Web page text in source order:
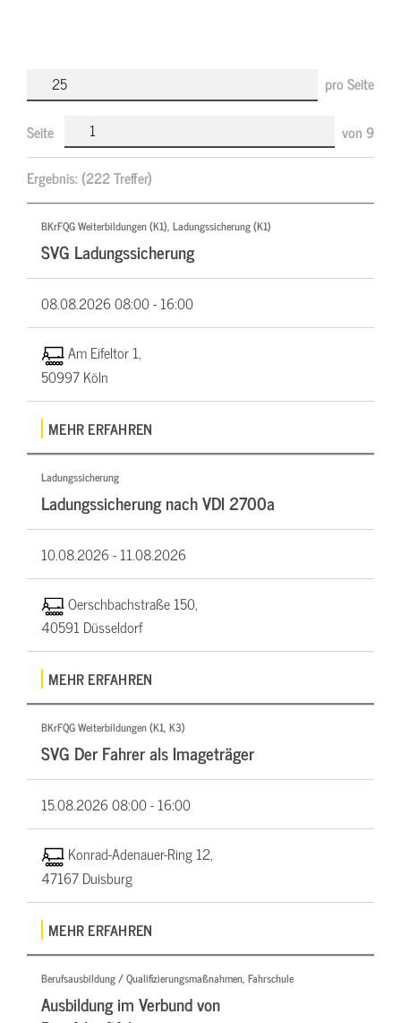
pro Seite
Seite von 9
Ergebnis:(222 Treffer)
BKrFQG Weiterbildungen (K1), Ladungssicherung (K1)
SVG Ladungssicherung
08.08.202608:00 - 16:00
Am Eifeltor 1,
50997 Köln
MEHR ERFAHREN
Ladungssicherung
Ladungssicherung nach VDI 2700a
10.08.2026 -11.08.2026
Oerschbachstraße 150,
40591 Düsseldorf
MEHR ERFAHREN
BKrFQG Weiterbildungen (K1, K3)
SVG Der Fahrer als Imageträger
15.08.202608:00 - 16:00
Konrad-Adenauer-Ring 12,
47167 Duisburg
MEHR ERFAHREN
Berufsausbildung / Qualifizierungsmaßnahmen, Fahrschule
Ausbildung im Verbund von